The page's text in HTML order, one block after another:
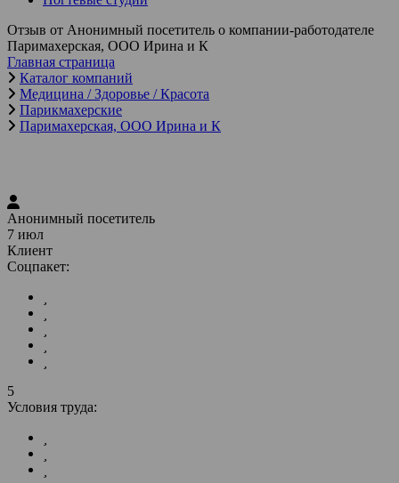
Отзыв от Анонимный посетитель о компании-работодателе
Паримахерская, ООО Ирина и К
Главная страница
Каталог компаний
Медицина / Здоровье / Красота
Парикмахерские
Паримахерская, ООО Ирина и К
Анонимный посетитель
7 июл
Клиент
Соцпакет:
5
Условия труда: